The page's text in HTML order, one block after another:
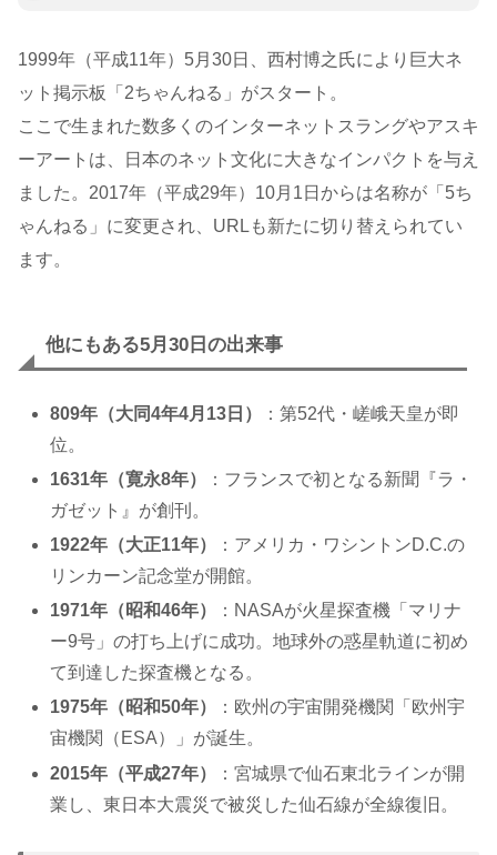
1999年（平成11年）5月30日、西村博之氏により巨大ネ
ット掲示板「2ちゃんねる」がスタート。
ここで生まれた数多くのインターネットスラングやアスキ
ーアートは、日本のネット文化に大きなインパクトを与え
ました。2017年（平成29年）10月1日からは名称が「5ち
ゃんねる」に変更され、URLも新たに切り替えられてい
ます。
他にもある5月30日の出来事
809年（大同4年4月13日）
：第52代・嵯峨天皇が即
位。
1631年（寛永8年）
：フランスで初となる新聞『ラ・
ガゼット』が創刊。
1922年（大正11年）
：アメリカ・ワシントンD.C.の
リンカーン記念堂が開館。
1971年（昭和46年）
：NASAが火星探査機「マリナ
ー9号」の打ち上げに成功。地球外の惑星軌道に初め
て到達した探査機となる。
1975年（昭和50年）
：欧州の宇宙開発機関「欧州宇
宙機関（ESA）」が誕生。
2015年（平成27年）
：宮城県で仙石東北ラインが開
業し、東日本大震災で被災した仙石線が全線復旧。